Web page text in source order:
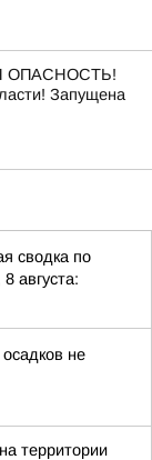
ОПАСНОСТЬ!
Запущена
сводка по
августа:
не
территории